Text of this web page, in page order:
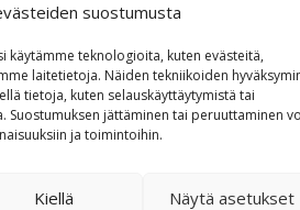
suostumusta
käytämme teknologioita, kuten evästeitä,
laitetietoja. Näiden tekniikoiden
tietoja, kuten selauskäyttäytymistä tai
Suostumuksen jättäminen tai peruuttaminen
ja toimintoihin.
Kiellä Näytä asetukset